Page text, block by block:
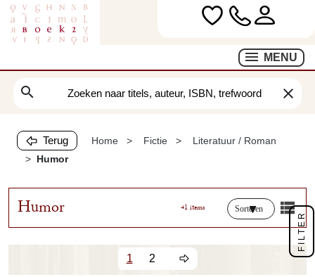
MENU
search clear
Terug Home Fictie
Literatuur / Roman
Humor
Humor 41 items Sorteren
1 2
FILTER